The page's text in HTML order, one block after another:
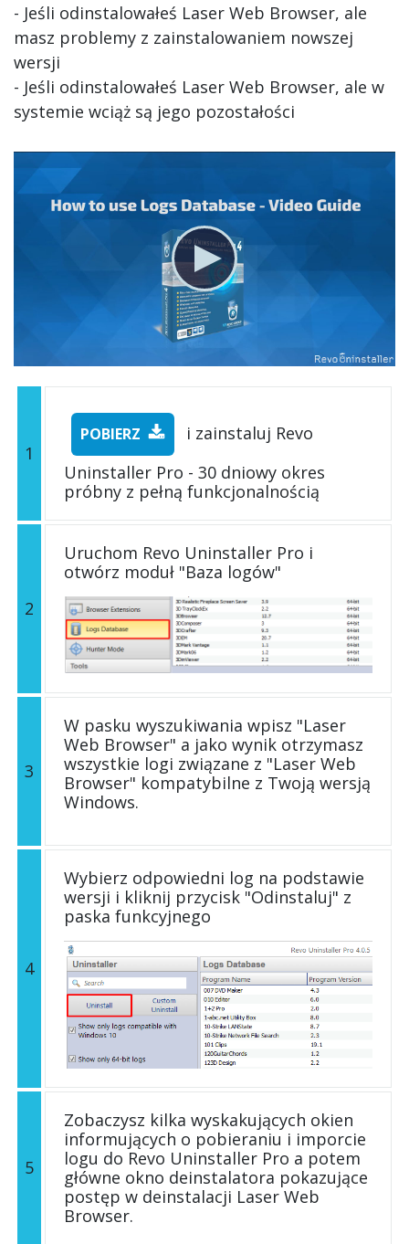
- Jeśli odinstalowałeś Laser Web Browser, ale
masz problemy z zainstalowaniem nowszej
wersji
- Jeśli odinstalowałeś Laser Web Browser, ale w
systemie wciąż są jego pozostałości
1
POBIERZ
i zainstaluj Revo
Uninstaller Pro - 30 dniowy okres
próbny z pełną funkcjonalnością
2
Uruchom Revo Uninstaller Pro i
otwórz moduł "Baza logów"
3
W pasku wyszukiwania wpisz "Laser
Web Browser" a jako wynik otrzymasz
wszystkie logi związane z "Laser Web
Browser" kompatybilne z Twoją wersją
Windows.
4
Wybierz odpowiedni log na podstawie
wersji i kliknij przycisk "Odinstaluj" z
paska funkcyjnego
5
Zobaczysz kilka wyskakujących okien
informujących o pobieraniu i imporcie
logu do Revo Uninstaller Pro a potem
główne okno deinstalatora pokazujące
postęp w deinstalacji Laser Web
Browser.